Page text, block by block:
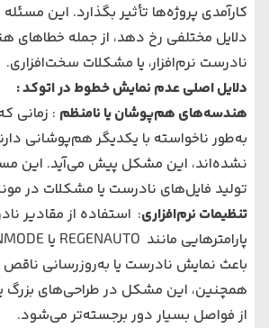
کارآمدی پروژه‌ها تأثیر بگذارد. این
دلایل مختلفی رخ دهد، از جمله خطاهای
نادرست نرم‌افزار، یا مشکلات سخت‌افزاری.
دلایل اصلی عدم نمایش خطوط در اتوکد:
هندسه‌های هم‌پوشان یا نامنظم : زمانی
به‌طور ناخواسته با یکدیگر هم‌پوشانی
نشده‌اند، این مشکل پیش می‌آید. این
تولید فایل‌های نادرست یا مشکلات در
تنظیمات نرم‌افزاری: استفاده از مقادیر
باعث نمایش نادرست یا به‌روزرسانی
همچنین، این مشکل در طراحی‌های بزرگ
از فواصل بسیار دور برجسته‌تر می‌شود.